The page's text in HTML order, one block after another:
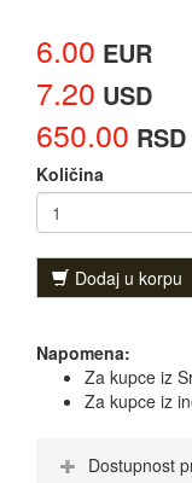
6.00 EUR
7.20 USD
650.00 RSD
Količina
Dodaj u korpu
Napomena:
Za kupce iz
Za kupce iz
Dostupnost